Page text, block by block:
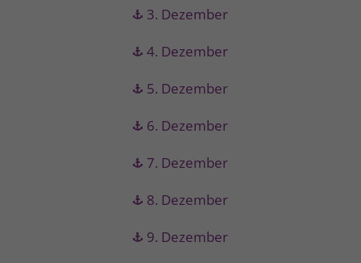
3. Dezember
4. Dezember
5. Dezember
6. Dezember
7. Dezember
8. Dezember
9. Dezember